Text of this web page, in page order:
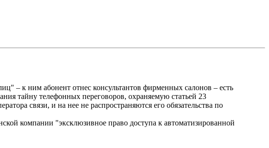
– к ним абонент отнес консультантов фирменных салонов – есть
тайну телефонных переговоров, охраняемую статьей 23
связи, и на нее не распространяются его обязательства по
компании "эксклюзивное право доступа к автоматизированной